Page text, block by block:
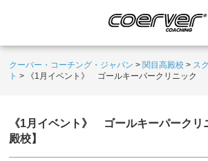
クーバー・コーチング・ジャパン > 関目高殿校 > ス
ト > 《1月イベント》 ゴールキーパークリニック
《1月イベント》 ゴールキーパーク
殿校】